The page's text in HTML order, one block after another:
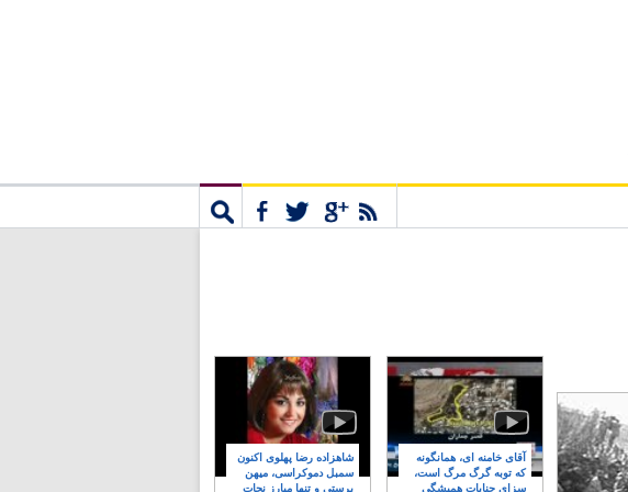
شاهزاده رضا پهلوی اکنون
سمبل دموکراسی، میهن
پرستی و تنها مبارز نجات
آقای خامنه ای، همانگونه
که توبه گرگ مرگ است،
سزای جنایات همیشگی